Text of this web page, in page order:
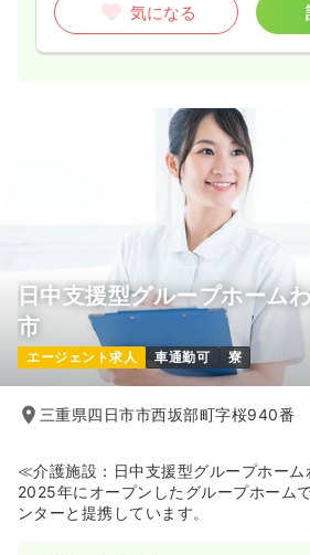
気になる
日中支援型グループホーム
市
エージェント求人 車通勤可 寮
三重県四日市市西坂部町字桜940番
≪介護施設：日中支援型グループホー
2025年にオープンしたグループホーム
ンターと提携しています。